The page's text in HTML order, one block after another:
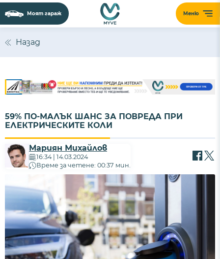
Меню
Моят гараж
Назад
59% ПО-МАЛЪК ШАНС ЗА ПОВРЕДА ПРИ
ЕЛЕКТРИЧЕСКИТЕ КОЛИ
Мариян Михайлов
16:34 | 14.03.2024
Време за четене: 00:37 мин.